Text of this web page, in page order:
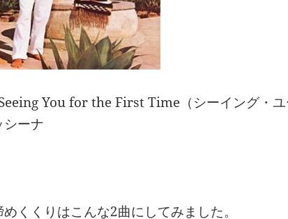
You for the First Time（シーイング・
シーナ
くくりはこんな2曲にしてみました。